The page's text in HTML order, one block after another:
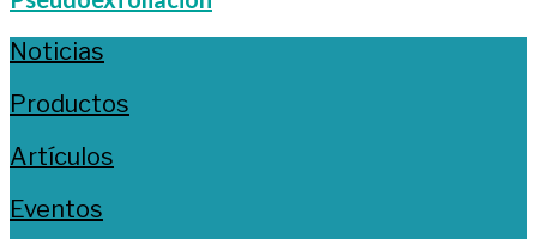
Noticias
Productos
Artículos
Eventos